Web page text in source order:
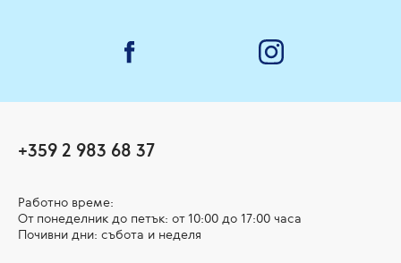
+359 2 983 68 37
Работно време:
От понеделник до петък: от 10:00 до 17:00 часа
Почивни дни: събота и неделя